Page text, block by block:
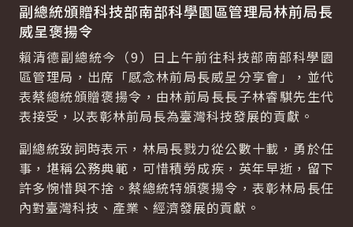
副總統頒贈科技部南部科學園區管理局林前局長
威呈褒揚令
賴清德副總統今（9）日上午前往科技部南部科學園
區管理局，出席「感念林前局長威呈分享會」，並代
表蔡總統頒贈褒揚令，由林前局長長子林睿騏先生代
表接受，以表彰林前局長為臺灣科技發展的貢獻。
副總統致詞時表示，林局長戮力從公數十載，勇於任
事，堪稱公務典範，可惜積勞成疾，英年早逝，留下
許多惋惜與不捨。蔡總統特頒褒揚令，表彰林局長任
內對臺灣科技、產業、經濟發展的貢獻。